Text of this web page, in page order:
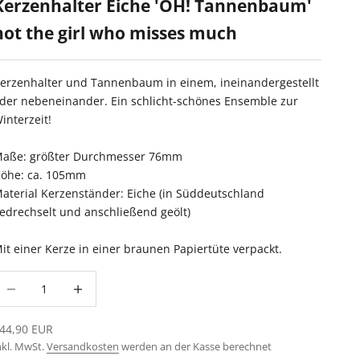
Eiche 'OH! Tannenbaum'
the girl who misses much
und Tannenbaum in einem, ineinandergestellt
nebeneinander. Ein schlicht-schönes Ensemble zur
größter Durchmesser 76mm
ca. 105mm
Kerzenständer: Eiche (in Süddeutschland
und anschließend geölt)
einer Kerze in einer braunen Papiertüte verpackt.
EUR
MwSt.Versandkosten werden an der Kasse berechnet